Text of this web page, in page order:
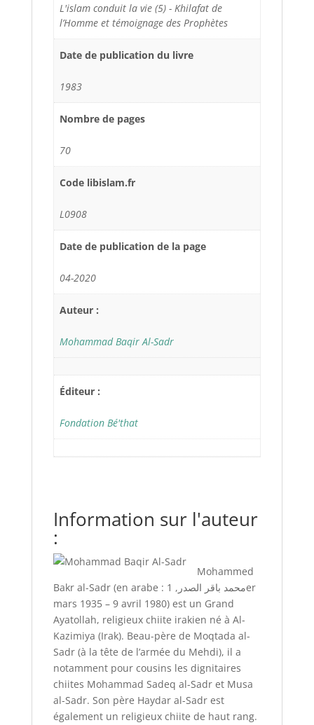
L'islam conduit la vie (5) - Khilafat de
l’Homme et témoignage des Prophètes
Date de publication du livre
1983
Nombre de pages
70
Code libislam.fr
L0908
Date de publication de la page
04-2020
Auteur :
Mohammad Baqir Al-Sadr
Éditeur :
Fondation Bé'that
Information sur l'auteur
:
Mohammed
Bakr al-Sadr (en arabe : محمد باقر الصدر, 1er
mars 1935 – 9 avril 1980) est un Grand
Ayatollah, religieux chiite irakien né à Al-
Kazimiya (Irak). Beau-père de Moqtada al-
Sadr (à la tête de l’armée du Mehdi), il a
notamment pour cousins les dignitaires
chiites Mohammad Sadeq al-Sadr et Musa
al-Sadr. Son père Haydar al-Sadr est
également un religieux chiite de haut rang.